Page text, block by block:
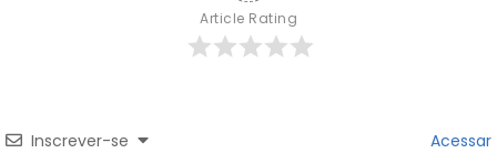
Article Rating
Inscrever-se Acessar